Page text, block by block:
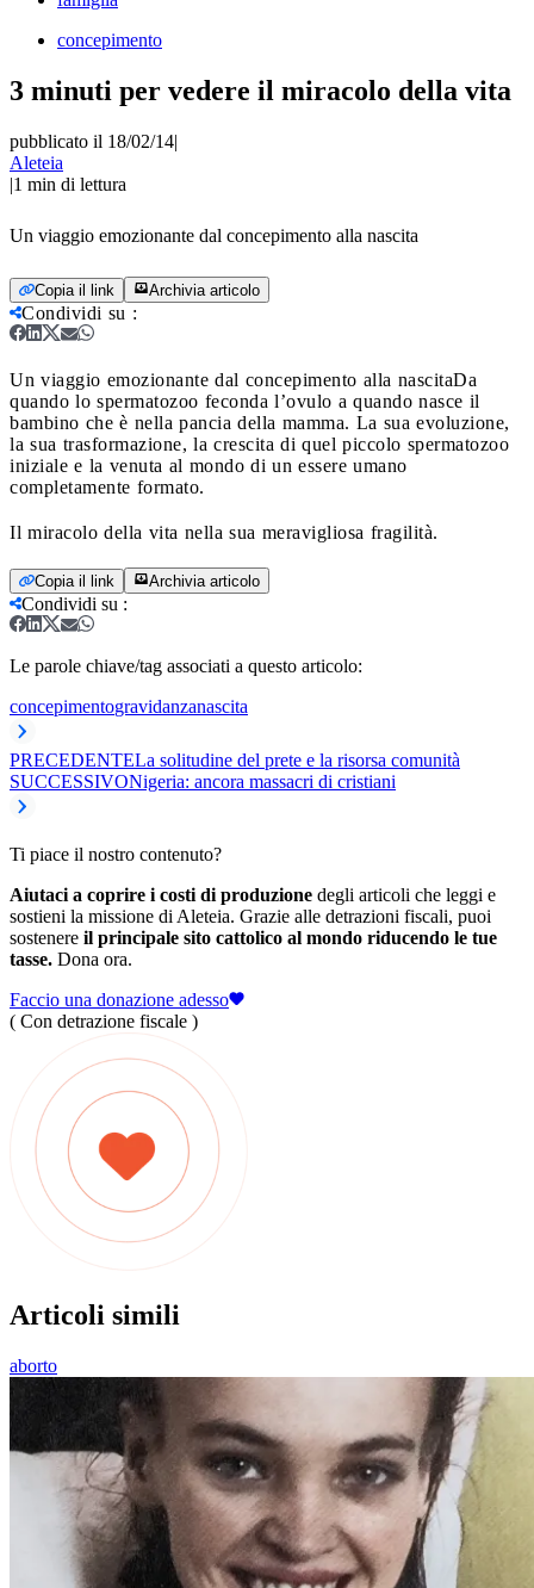
concepimento
3 minuti per vedere il miracolo della vita
pubblicato il 18/02/14|
Aleteia
|1 min di lettura
Un viaggio emozionante dal concepimento alla nascita
Copia il link Archivia articolo
Condividi su :
Un viaggio emozionante dal concepimento alla nascitaDa
quando lo spermatozoo feconda l’ovulo a quando nasce il
bambino che è nella pancia della mamma. La sua evoluzione,
la sua trasformazione, la crescita di quel piccolo spermatozoo
iniziale e la venuta al mondo di un essere umano
completamente formato.
Il miracolo della vita nella sua meravigliosa fragilità.
Copia il link Archivia articolo
Condividi su :
Le parole chiave/tag associati a questo articolo:
concepimentogravidanzanascita
PRECEDENTELa solitudine del prete e la risorsa comunità
SUCCESSIVONigeria: ancora massacri di cristiani
Ti piace il nostro contenuto?
Aiutaci a coprire i costi di produzione degli articoli che leggi e
sostieni la missione di Aleteia. Grazie alle detrazioni fiscali, puoi
sostenere il principale sito cattolico al mondo riducendo le tue
tasse. Dona ora.
Faccio una donazione adesso
( Con detrazione fiscale )
Articoli simili
aborto